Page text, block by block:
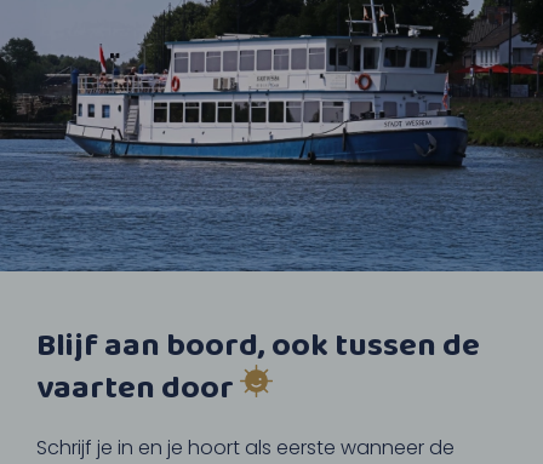
Blijf aan boord, ook tussen de
vaarten door
Schrijf je in en je hoort als eerste wanneer de